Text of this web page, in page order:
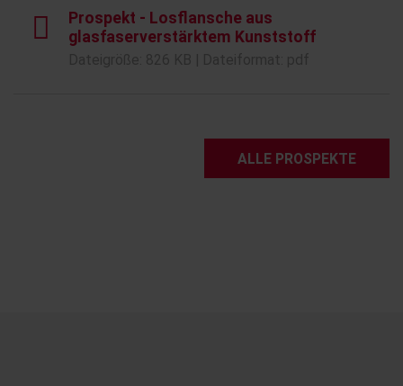
Prospekt - Losflansche aus
glasfaserverstärktem Kunststoff
ALLE PROSPEKTE